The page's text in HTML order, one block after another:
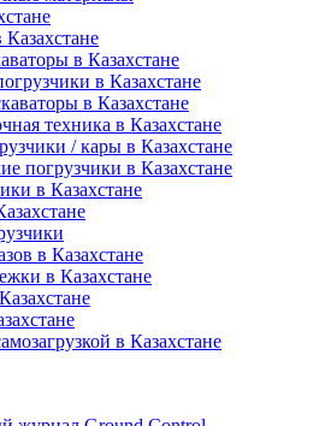
в Казахстане
в Казахстане
в Казахстане
техника в Казахстане
/ кары в Казахстане
погрузчики в Казахстане
в Казахстане
в Казахстане
в Казахстане
в Казахстане